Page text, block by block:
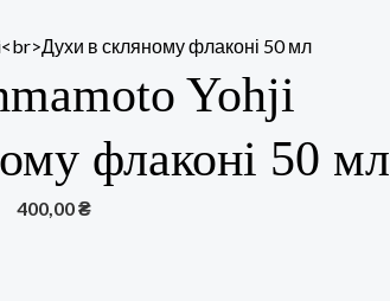
Yohji
флаконі 50 мл
400,00₴